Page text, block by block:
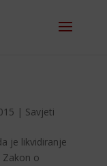
| Savjeti
je likvidiranje
o